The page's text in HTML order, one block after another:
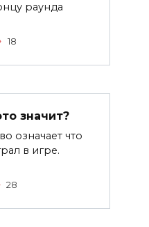
раунда
18
значит?
означает что
в игре.
28